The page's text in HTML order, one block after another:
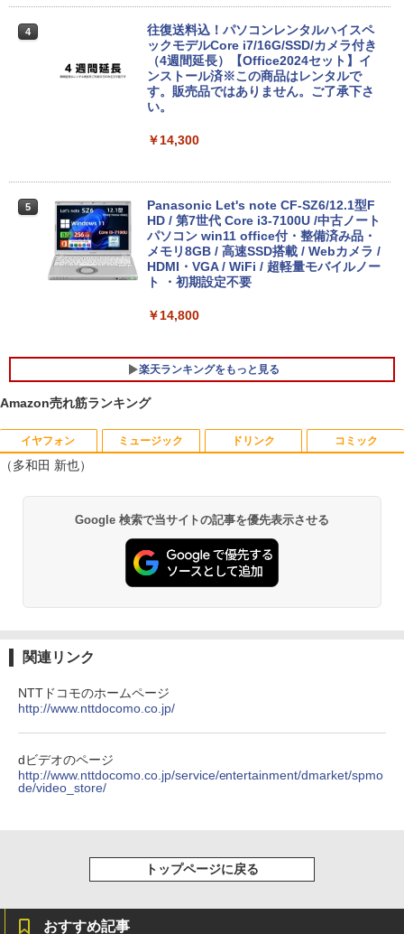
4
往復送料込！パソコンレンタルハイスペ
ックモデルCore i7/16G/SSD/カメラ付き
（4週間延長）【Office2024セット】イ
ンストール済※この商品はレンタルで
す。販売品ではありません。ご了承下さ
い。
￥14,300
5
Panasonic Let's note CF-SZ6/12.1型F
HD / 第7世代 Core i3-7100U /中古ノート
パソコン win11 office付・整備済み品・
メモリ8GB / 高速SSD搭載 / Webカメラ /
HDMI・VGA / WiFi / 超軽量モバイルノー
ト ・初期設定不要
￥14,800
楽天ランキングをもっと見る
1
【中古良品】【安心保証】PHILIPS 223V
￥4,200
【超特価】厳選大手メーカー 液晶モニタ
（1920x1080） HDMI指定可 ノングレア
￥4,480
3
e Care [ 21.45型 / フルHD(1920×1080) /
ワイド ] ブラック VP227HF
【1,000円クーポン＋ポイント最大31.5%
1
月刊少女野崎くん（18）特装版 セレク
￥1,650
【 限定生産・特典つき 】YUZURU2027
3
給与小六法 令和9年版 [ 一般財団法人
小学館辞典編集部
Amazon売れ筋ランキング
イヤフォン
￥7,990
Anker Soundcore Liberty 5 ミッドナイトブ
￥14,990
レスイヤホン bluetooth イヤホン V12 小型
軽量 ブルートゥースHi-Fi 最大36時間再生 ぶ
セリング 自動ペアリング Type-C充電 マイク
ミュージック
[Explicit]
￥250
On My Road (Stadium ver.)
￥250
￥250
ドリンク
富士山の天然水 バナジウム含有 水 ミネラル
ウォーター ペットボトル 静岡県産 500ミリリ
ットル (Smart Basic)
￥1,380
￥1,112
￥1,117
by Amazon 炭酸水 ラベルレス 500ml ×24本
強炭酸水 ペットボトル 500ミリリットル (Sm
コミック
ンガンコミックス)
￥770
ONE PIECE モノクロ版 115 (ジャンプコミッ
￥594
コミックスDIGITAL)
（多和田 新也）
Google 検索で当サイトの記事を優先表示させる
関連リンク
NTTドコモのホームページ
http://www.nttdocomo.co.jp/
dビデオのページ
http://www.nttdocomo.co.jp/service/entertainment/dmarket/spmo
de/video_store/
トップページに戻る
おすすめ記事